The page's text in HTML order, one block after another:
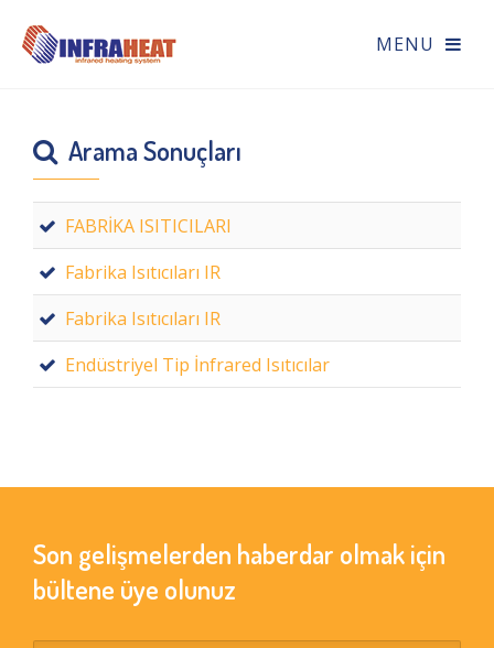
Arama Sonuçları
FABRİKA ISITICILARI
Fabrika Isıtıcıları IR
Fabrika Isıtıcıları IR
Endüstriyel Tip İnfrared Isıtıcılar
Son gelişmelerden haberdar olmak için
bültene üye olunuz